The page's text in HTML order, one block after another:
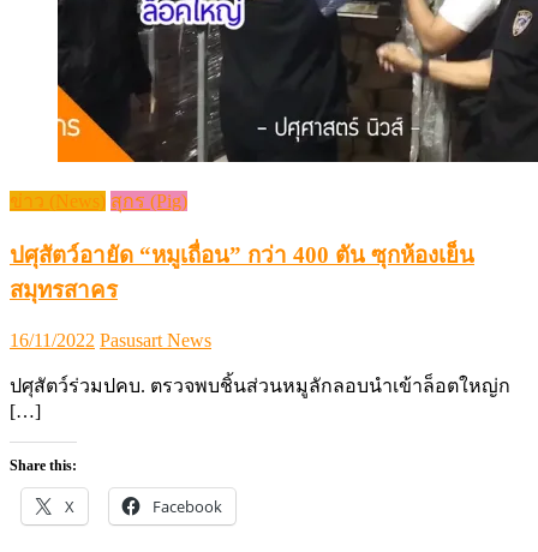
ข่าว (News) สุกร (Pig)
ปศุสัตว์อายัด “หมูเถื่อน” กว่า 400 ตัน ซุกห้องเย็น
สมุทรสาคร
Posted
16/11/2022 Author
Pasusart News
ปศุสัตว์ร่วมปคบ. ตรวจพบชิ้นส่วนหมูลักลอบนำเข้าล็อตใหญ่ก
[…]
Share this:
X Facebook